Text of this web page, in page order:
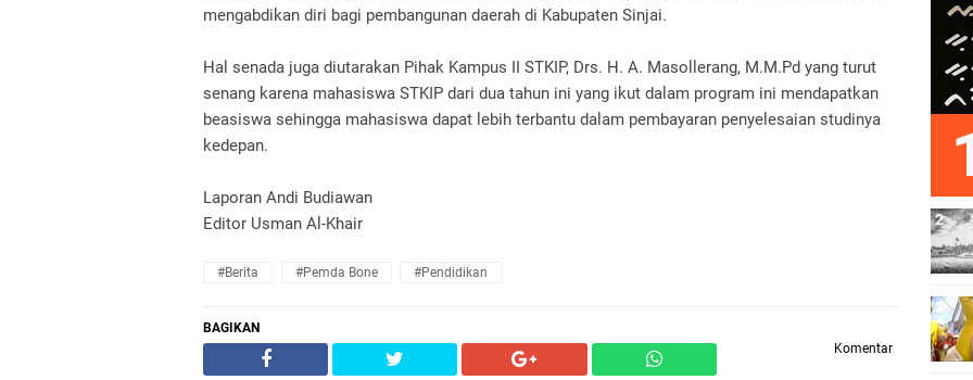
mengabdikan diri bagi pembangunan daerah di Kabupaten Sinjai.
Hal senada juga diutarakan Pihak Kampus II STKIP, Drs. H. A. Masollerang, M.M.Pd yang turut
senang karena mahasiswa STKIP dari dua tahun ini yang ikut dalam program ini mendapatkan
beasiswa sehingga mahasiswa dapat lebih terbantu dalam pembayaran penyelesaian studinya
kedepan.‎
Laporan Andi Budiawan
Editor Usman Al-Khair
#Berita #Pemda Bone #Pendidikan
BAGIKAN
Komentar